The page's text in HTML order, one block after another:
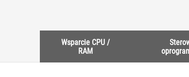
Wsparcie CPU /
RAM